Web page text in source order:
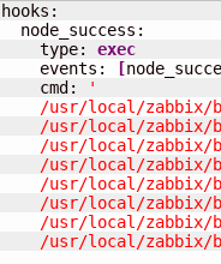
hooks:
  node_success:
    type:
exec
    events:
[
    cmd:
'
/usr/local/zabbix/
/usr/local/zabbix/
/usr/local/zabbix/
/usr/local/zabbix/
/usr/local/zabbix/
/usr/local/zabbix/
/usr/local/zabbix/
/usr/local/zabbix/